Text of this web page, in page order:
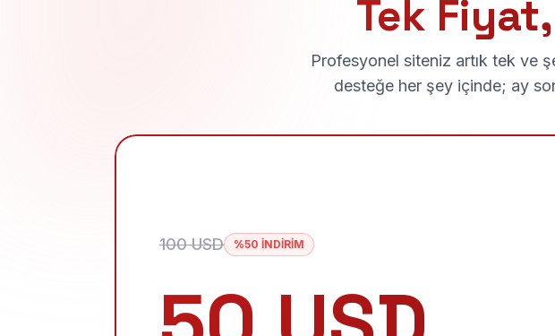
Tek
Profesyonel siteniz artık tek ve
desteğe her şey içinde; ay
100 USD %50 İNDİRİM